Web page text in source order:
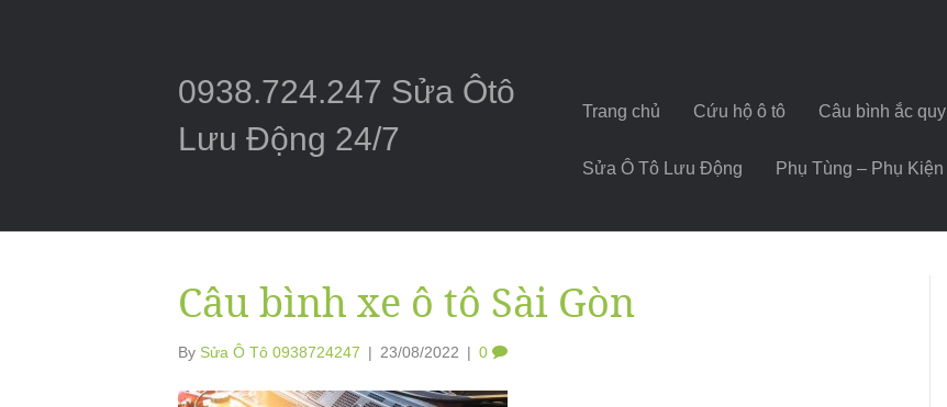
0938.724.247 Sửa Ôtô
Lưu Động 24/7
Trang chủ Cứu hộ ô tô Câu bình ắc quy
Sửa Ô Tô Lưu Động Phụ Tùng – Phụ Kiện
Câu bình xe ô tô Sài Gòn
By Sửa Ô Tô 0938724247 | 23/08/2022 | 0